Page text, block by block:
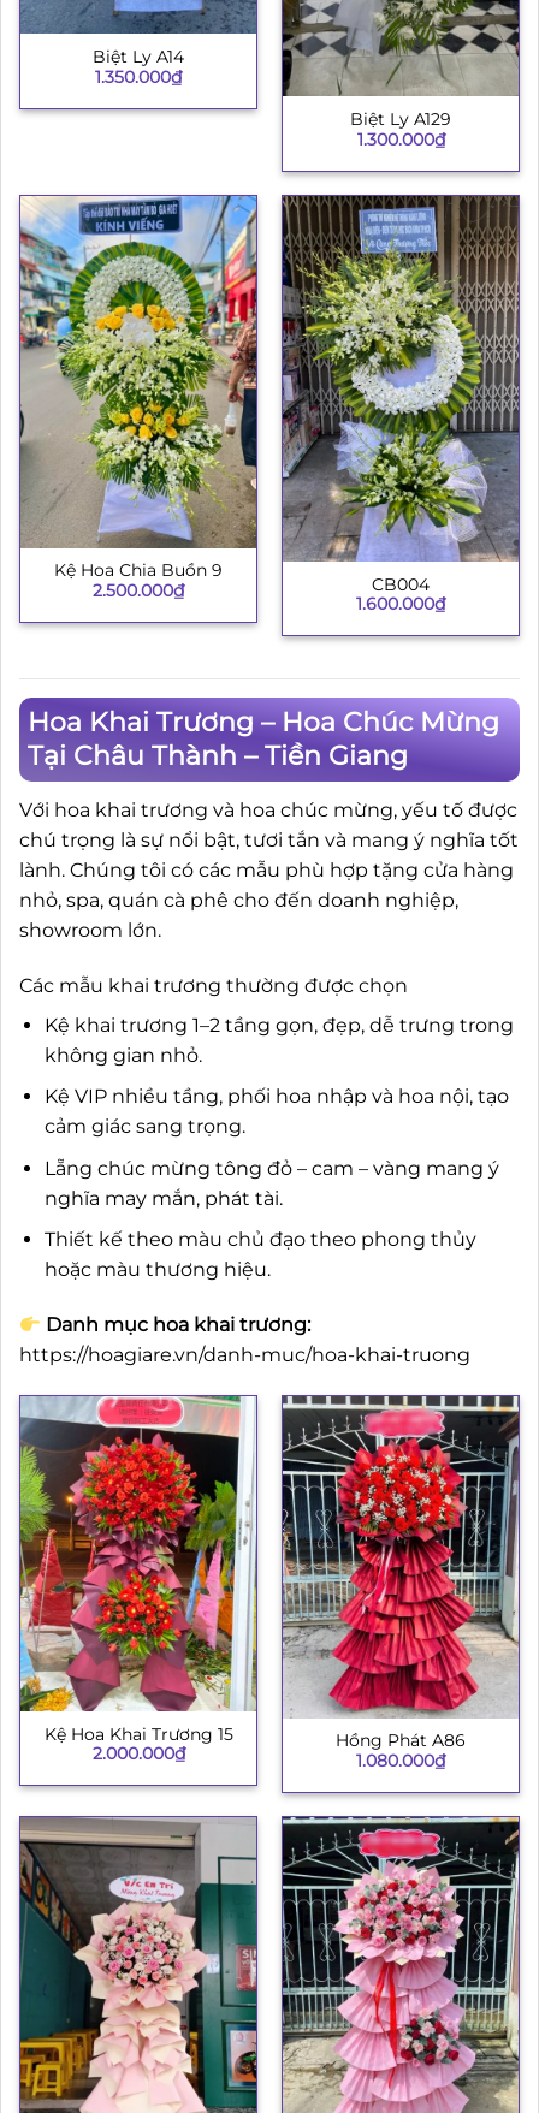
Biệt Ly A14
1.350.000₫
Biệt Ly A129
1.300.000₫
Kệ Hoa Chia Buồn 9
2.500.000₫
CB004
1.600.000₫
Hoa Khai Trương – Hoa Chúc Mừng
Tại Châu Thành – Tiền Giang
Với hoa khai trương và hoa chúc mừng, yếu tố được
chú trọng là sự nổi bật, tươi tắn và mang ý nghĩa tốt
lành. Chúng tôi có các mẫu phù hợp tặng cửa hàng
nhỏ, spa, quán cà phê cho đến doanh nghiệp,
showroom lớn.
Các mẫu khai trương thường được chọn
Kệ khai trương 1–2 tầng gọn, đẹp, dễ trưng trong
không gian nhỏ.
Kệ VIP nhiều tầng, phối hoa nhập và hoa nội, tạo
cảm giác sang trọng.
Lẵng chúc mừng tông đỏ – cam – vàng mang ý
nghĩa may mắn, phát tài.
Thiết kế theo màu chủ đạo theo phong thủy
hoặc màu thương hiệu.
Danh mục hoa khai trương:
https://hoagiare.vn/danh-muc/hoa-khai-truong
Kệ Hoa Khai Trương 15
2.000.000₫
Hồng Phát A86
1.080.000₫